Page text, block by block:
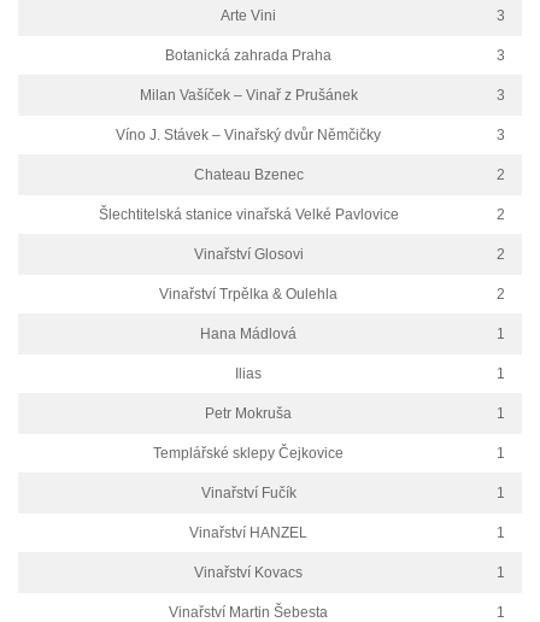
Arte Vini 3
Botanická zahrada Praha 3
Milan Vašíček – Vinař z Prušánek 3
Víno J. Stávek – Vinařský dvůr Němčičky 3
Chateau Bzenec 2
Šlechtitelská stanice vinařská Velké Pavlovice 2
Vinařství Glosovi 2
Vinařství Trpělka & Oulehla 2
Hana Mádlová 1
Ilias 1
Petr Mokruša 1
Templářské sklepy Čejkovice 1
Vinařství Fučík 1
Vinařství HANZEL 1
Vinařství Kovacs 1
Vinařství Martin Šebesta 1